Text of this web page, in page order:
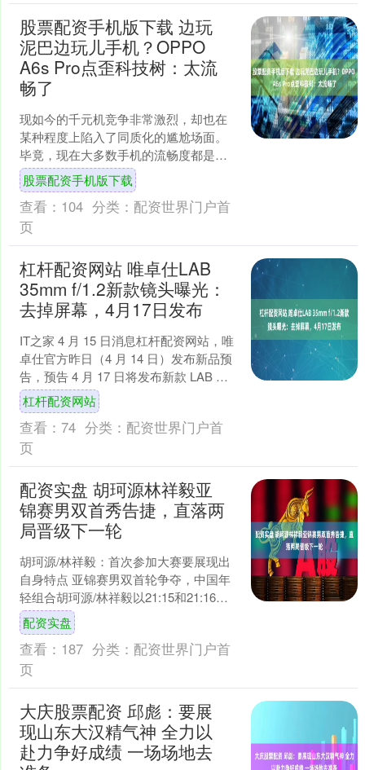
股票配资手机版下载 边玩
泥巴边玩儿手机？OPPO
A6s Pro点歪科技树：太流
畅了
现如今的千元机竞争非常激烈，却也在
某种程度上陷入了同质化的尴尬场面。
毕竟，现在大多数手机的流畅度都是没
问题的，日常使用基本都没区别，只有
独特的卖点才能吸引到用户....
股票配资手机版下载
查看： 104 分类： 配资世界门户首
页
杠杆配资网站 唯卓仕LAB
35mm f/1.2新款镜头曝光：
去掉屏幕，4月17日发布
IT之家 4 月 15 日消息杠杆配资网站，唯
卓仕官方昨日（4 月 14 日）发布新品预
告，预告 4 月 17 日将发布新款 LAB 系
列镜头。 据 photo....
杠杆配资网站
查看： 74 分类： 配资世界门户首
页
配资实盘 胡珂源林祥毅亚
锦赛男双首秀告捷，直落两
局晋级下一轮
胡珂源/林祥毅：首次参加大赛要展现出
自身特点 亚锦赛男双首轮争夺，中国年
轻组合胡珂源/林祥毅以21:15和21:16战
胜中国香港选手罗卓谦/杨盛才，晋级下
一轮。....
配资实盘
查看： 187 分类： 配资世界门户首
页
大庆股票配资 邱彪：要展
现山东大汉精气神 全力以
赴力争好成绩 一场场地去